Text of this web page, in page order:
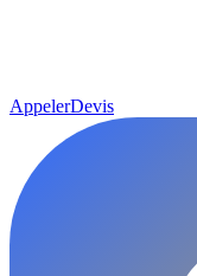
AppelerDevis